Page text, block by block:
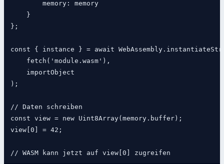
        memory: memory
    }
};
const { instance } = await
    fetch('module.wasm'),
    importObject
);
// Daten schreiben
const view = new Uint8Array(memory.buffer);
view[0] = 42;